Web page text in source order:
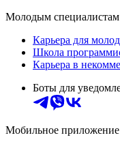
Молодым специалистам
Карьера для
Школа
Карьера в
Боты для
Мобильное приложение